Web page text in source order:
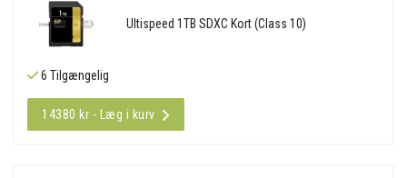
Ultispeed 1TB SDXC Kort (Class 10)
6 Tilgængelig
14380 kr - Læg i kurv